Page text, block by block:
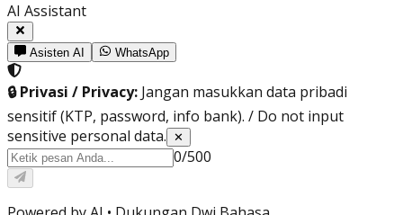
AI Assistant
Asisten AI WhatsApp
🔒 Privasi / Privacy: Jangan masukkan data pribadi
sensitif (KTP, password, info bank). / Do not input
sensitive personal data.
✕
0/500